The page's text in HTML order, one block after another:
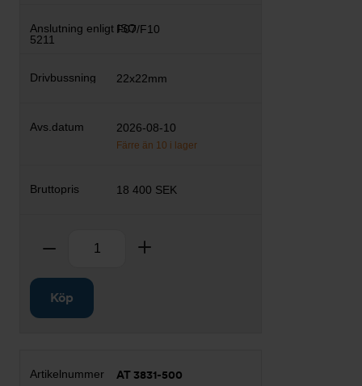
F07/F10
22x22mm
2026-08-10
Färre än 10 i lager
18 400 SEK
Ta bort
Köp
AT 3831-500